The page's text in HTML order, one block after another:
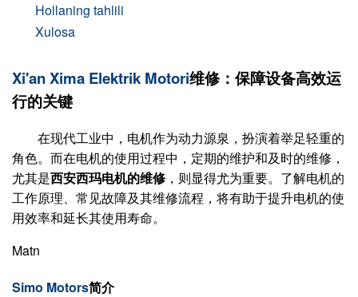
Hollaning tahlili
Xulosa
Xi'an Xima Elektrik Motori维修：保障设备高效运
行的关键
在现代工业中，电机作为动力源泉，扮演着举足轻重的
角色。而在电机的使用过程中，定期的维护和及时的维修，
尤其是西安西玛电机的维修 ，则显得尤为重要。了解电机的
工作原理、常见故障及其维修流程，将有助于提升电机的使
用效率和延长其使用寿命。
Matn
Simo Motors简介